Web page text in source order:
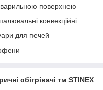
варильною поверхнею
конвекційні
для печей
обігрівачі тм STINEX